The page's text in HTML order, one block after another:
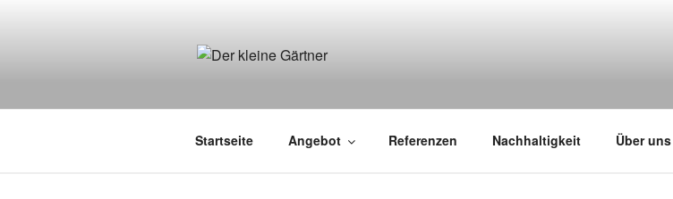
Startseite Angebot Referenzen Nachhaltigkeit Über uns